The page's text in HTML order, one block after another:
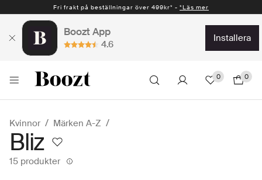
Fri frakt på beställningar över 499kr* - *Läs mer
Boozt App
4.6
installera
0 0
Kvinnor Märken A-Z
Bliz
15 produkter